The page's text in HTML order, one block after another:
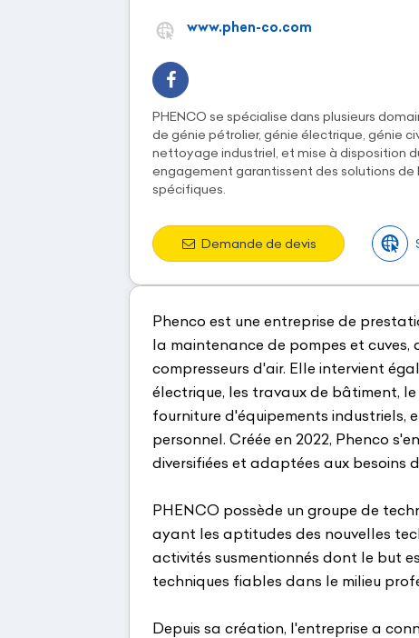
www.phen-co.com
PHENCO se spécialise dans plusieurs
de génie pétrolier, génie électrique, génie
nettoyage industriel, et mise à disposition
engagement garantissent des solutions
spécifiques.
Demande de devis
Phenco est une entreprise de
la maintenance de pompes et cuves,
compresseurs d'air. Elle intervient
électrique, les travaux de bâtiment,
fourniture d'équipements industriels,
personnel. Créée en 2022, Phenco
diversifiées et adaptées aux besoins
PHENCO possède un groupe de
ayant les aptitudes des nouvelles
activités susmentionnés dont le but
techniques fiables dans le milieu
Depuis sa création, l'entreprise a